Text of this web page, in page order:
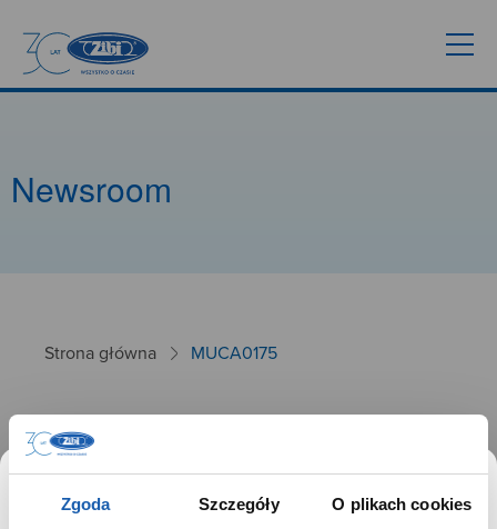
Zgoda Szczegóły O plikach cookies
Newsroom
Strona główna MUCA0175
MUCA0175
26.01.2025